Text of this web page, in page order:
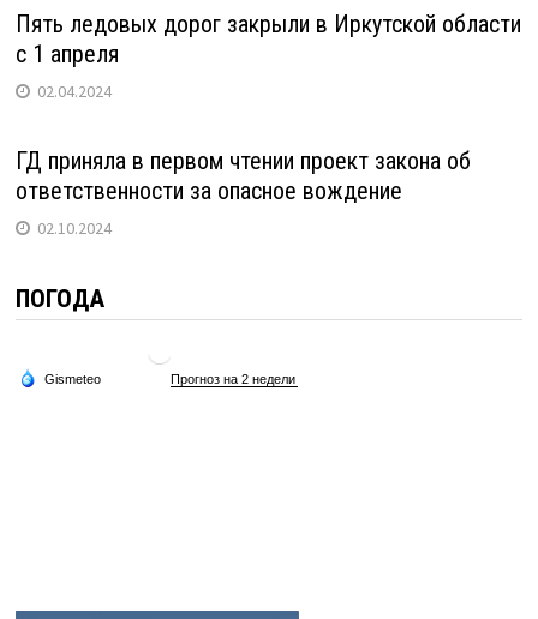
Пять ледовых дорог закрыли в Иркутской области
с 1 апреля
02.04.2024
ГД приняла в первом чтении проект закона об
ответственности за опасное вождение
02.10.2024
ПОГОДА